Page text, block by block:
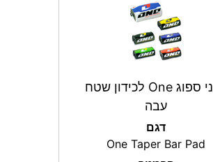
מגני ספוג One לכידון שטח
עבה
דגם